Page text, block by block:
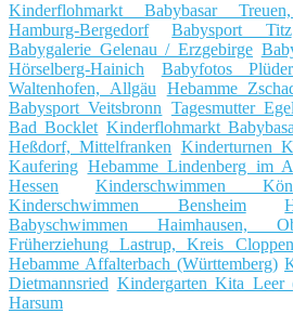
Kinderflohmarkt Babybasar
Hamburg-Bergedorf
Babysport Titz
Babygalerie Gelenau / Erzgebirge
Hörselberg-Hainich
Babyfotos
Waltenhofen, Allgäu
Hebamme
Babysport Veitsbronn Tagesmutter
Bad Bocklet Kinderflohmarkt
Heßdorf, Mittelfranken Kinderturnen
Kaufering Hebamme Lindenberg im
Hessen
Kinderschwimmen
Kinderschwimmen Bensheim
Babyschwimmen Haimhausen,
Früherziehung Lastrup, Kreis
Hebamme Affalterbach (Württemberg)
Dietmannsried Kindergarten Kita Leer
Harsum